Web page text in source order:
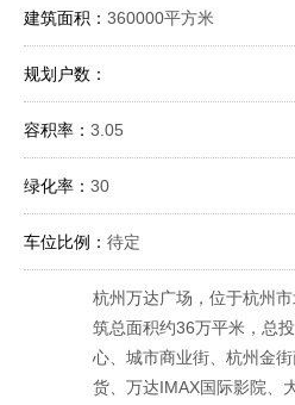
建筑面积：360000平方米
规划户数：
容积率：3.05
绿化率：30
车位比例：待定
杭州万达广场，位于杭州
筑总面积约36万平米，总
心、城市商业街、杭州金
货、万达IMAX国际影院、